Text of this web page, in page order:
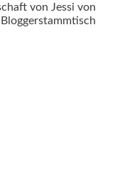
von Jessi von